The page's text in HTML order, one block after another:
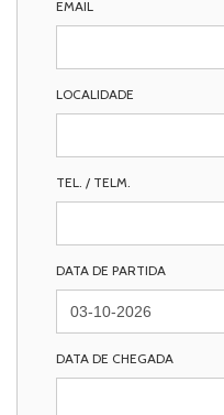
EMAIL
LOCALIDADE
TEL. / TELM.
DATA DE PARTIDA
DATA DE CHEGADA